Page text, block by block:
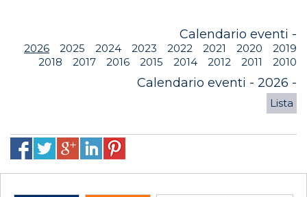
Calendario eventi -
2026 2025 2024 2023 2022 2021 2020
2019
2018
2017 2016 2015 2014 2012 2011 2010
Calendario eventi - 2026 -
Lista